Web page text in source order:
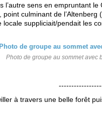
l’autre sens en empruntant le
point culminant de
locale suppliciait/pendait les
Photo de groupe au sommet avec
à travers une belle forêt